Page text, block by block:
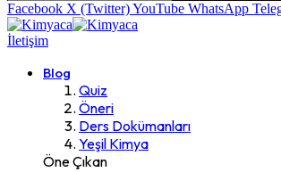
Facebook X (Twitter)YouTube WhatsApp
İletişim
Blog
Quiz
Öneri
Ders Dokümanları
Yeşil Kimya
Öne Çıkan